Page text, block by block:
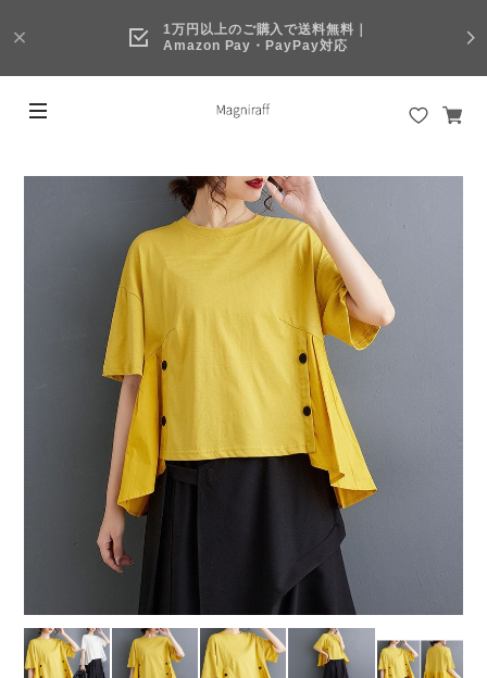
1万円以上のご購入で送料無料｜
Amazon Pay・PayPay対応